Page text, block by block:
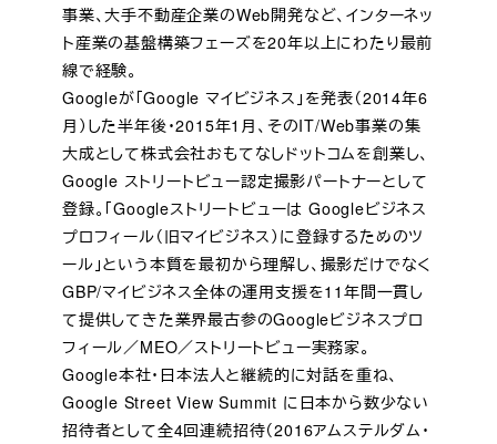
事業、大手不動産企業のWeb開発など、インターネッ
ト産業の基盤構築フェーズを20年以上にわたり最前
線で経験。
Googleが「Google マイビジネス」を発表（2014年6
月）した半年後・2015年1月、そのIT/Web事業の集
大成として株式会社おもてなしドットコムを創業し、
Google ストリートビュー認定撮影パートナーとして
登録。「Googleストリートビューは Googleビジネス
プロフィール（旧マイビジネス）に登録するためのツ
ール」という本質を最初から理解し、撮影だけでなく
GBP/マイビジネス全体の運用支援を11年間一貫し
て提供してきた業界最古参のGoogleビジネスプロ
フィール／MEO／ストリートビュー実務家。
Google本社・日本法人と継続的に対話を重ね、
Google Street View Summit に日本から数少ない
招待者として全4回連続招待（2016アムステルダム・